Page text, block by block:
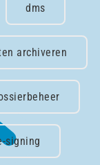
dms
archiveren
signing